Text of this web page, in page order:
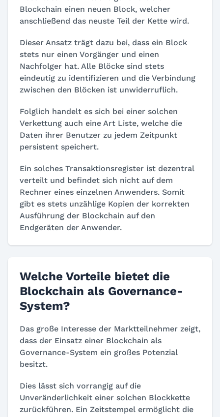
Blockchain einen neuen Block, welcher
anschließend das neuste Teil der Kette wird.
Dieser Ansatz trägt dazu bei, dass ein Block
stets nur einen Vorgänger und einen
Nachfolger hat. Alle Blöcke sind stets
eindeutig zu identifizieren und die Verbindung
zwischen den Blöcken ist unwiderruflich.
Folglich handelt es sich bei einer solchen
Verkettung auch eine Art Liste, welche die
Daten ihrer Benutzer zu jedem Zeitpunkt
persistent speichert.
Ein solches Transaktionsregister ist dezentral
verteilt und befindet sich nicht auf dem
Rechner eines einzelnen Anwenders. Somit
gibt es stets unzählige Kopien der korrekten
Ausführung der Blockchain auf den
Endgeräten der Anwender.
Welche Vorteile bietet die
Blockchain als Governance-
System?
Das große Interesse der Marktteilnehmer zeigt,
dass der Einsatz einer Blockchain als
Governance-System ein großes Potenzial
besitzt.
Dies lässt sich vorrangig auf die
Unveränderlichkeit einer solchen Blockkette
zurückführen. Ein Zeitstempel ermöglicht die